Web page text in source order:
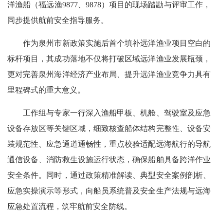
洋渔船（福远渔9877、9878）项目的现场踏勘与评审工作，
同步提供航前安全指导服务。
作为泉州市新政策实施后首个填补远洋渔业项目空白的
标杆项目，其成功落地不仅将打破区域远洋渔业发展瓶颈，
更对完善泉州海洋经济产业布局、提升远洋渔业竞争力具有
里程碑式的重大意义。
工作组与专家一行深入渔船甲板、机舱、驾驶室及应急
设备存放区等关键区域，细致核查船体结构完整性、设备安
装规范性、应急通道通畅性，重点校验适配远海航行的导航
通信设备、消防救生设施运行状态，确保船舶具备跨洋作业
安全条件。同时，通过政策精准解读、典型安全案例剖析、
应急实操演示等形式，向船员系统普及安全生产法规与远海
应急处置流程，筑牢航前安全防线。